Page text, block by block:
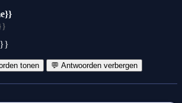
tonen 💬 Antwoorden verbergen